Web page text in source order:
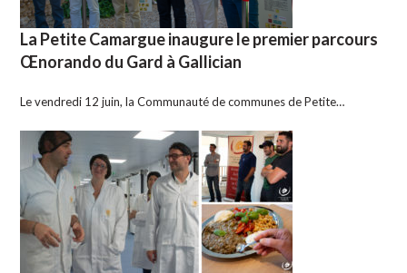
La Petite Camargue inaugure le premier parcours
Œnorando du Gard à Gallician
Le vendredi 12 juin, la Communauté de communes de Petite…